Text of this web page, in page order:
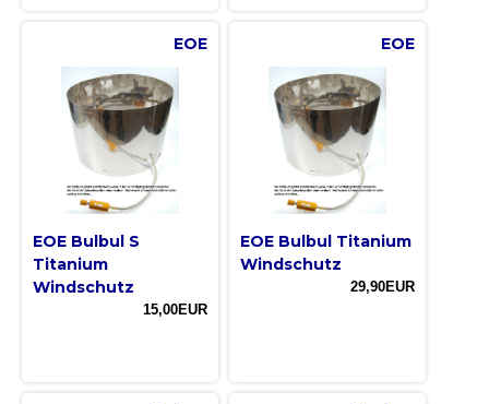
EOE
EOE Bulbul S
Titanium
Windschutz
15,00EUR
EOE
EOE Bulbul Titanium
Windschutz
29,90EUR